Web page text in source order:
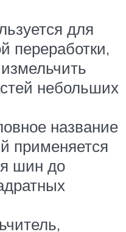
для
переработки,
небольших
название
применяется
шин до